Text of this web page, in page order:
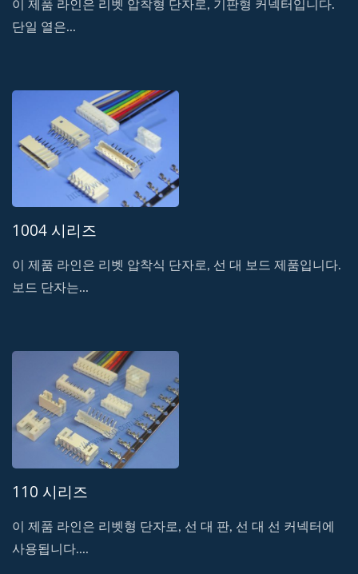
이 제품 라인은 리벳 압착형 단자로, 기판형 커넥터입니다.
단일 열은...
1004 시리즈
이 제품 라인은 리벳 압착식 단자로, 선 대 보드 제품입니다.
보드 단자는...
110 시리즈
이 제품 라인은 리벳형 단자로, 선 대 판, 선 대 선 커넥터에
사용됩니다....